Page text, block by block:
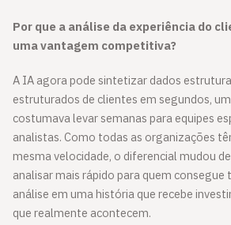
Por que a análise da experiência do
uma vantagem competitiva?
A IA agora pode sintetizar dados
estruturados de clientes em segundos,
costumava levar semanas para equipes
analistas. Como todas as organizações
mesma velocidade, o diferencial mudou
analisar mais rápido para quem
análise em uma história que recebe
que realmente acontecem.